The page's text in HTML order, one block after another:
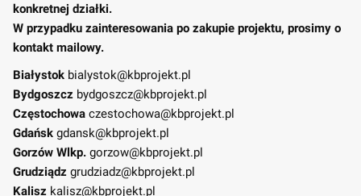
konkretnej działki.
W przypadku zainteresowania po zakupie projektu, prosimy o
kontakt mailowy.
Białystok bialystok@kbprojekt.pl
Bydgoszcz bydgoszcz@kbprojekt.pl
Częstochowa czestochowa@kbprojekt.pl
Gdańsk gdansk@kbprojekt.pl
Gorzów Wlkp. gorzow@kbprojekt.pl
Grudziądz grudziadz@kbprojekt.pl
Kalisz kalisz@kbprojekt.pl